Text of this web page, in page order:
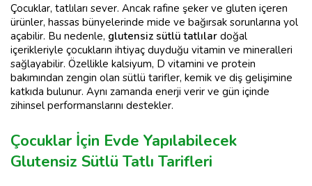
Çocuklar, tatlıları sever. Ancak rafine şeker ve gluten içeren
ürünler, hassas bünyelerinde mide ve bağırsak sorunlarına yol
açabilir. Bu nedenle, glutensiz sütlü tatlılar doğal
içerikleriyle çocukların ihtiyaç duyduğu vitamin ve mineralleri
sağlayabilir. Özellikle kalsiyum, D vitamini ve protein
bakımından zengin olan sütlü tarifler, kemik ve diş gelişimine
katkıda bulunur. Aynı zamanda enerji verir ve gün içinde
zihinsel performanslarını destekler.
Çocuklar İçin Evde Yapılabilecek
Glutensiz Sütlü Tatlı Tarifleri